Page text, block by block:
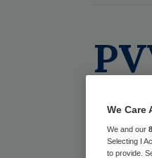
We Care
We and our
Selecting I
to provide.